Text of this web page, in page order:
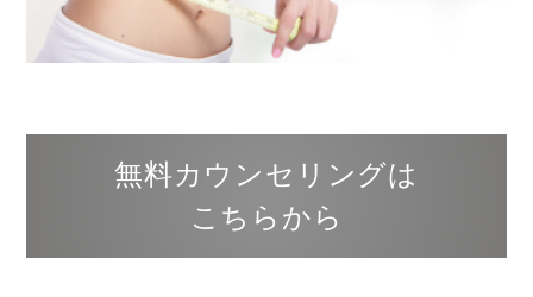
無料カウンセリングは
こちらから